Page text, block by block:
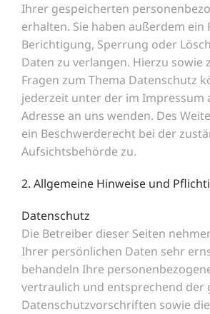
Ihrer gespeicherten
erhalten. Sie haben außerdem ein
Berichtigung, Sperrung oder
Daten zu verlangen. Hierzu sowie
Fragen zum Thema Datenschutz
jederzeit unter der im Impressum
Adresse an uns wenden. Des
ein Beschwerderecht bei der
Aufsichtsbehörde zu.
2. Allgemeine Hinweise und
Datenschutz
Die Betreiber dieser Seiten
Ihrer persönlichen Daten sehr
behandeln Ihre
vertraulich und entsprechend der
Datenschutzvorschriften sowie